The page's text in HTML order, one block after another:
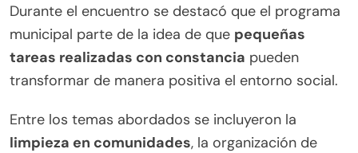
Durante el encuentro se destacó que el programa
municipal parte de la idea de que pequeñas
tareas realizadas con constancia pueden
transformar de manera positiva el entorno social.
Entre los temas abordados se incluyeron la
limpieza en comunidades, la organización de